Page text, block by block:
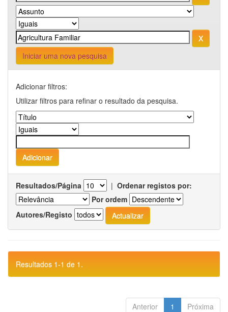
Iniciar uma nova pesquisa
Adicionar filtros:
Utilizar filtros para refinar o resultado da pesquisa.
Resultados/Página | Ordenar registos por:
Por ordem
Autores/Registo
Resultados 1-1 de 1.
Anterior 1 Próxima